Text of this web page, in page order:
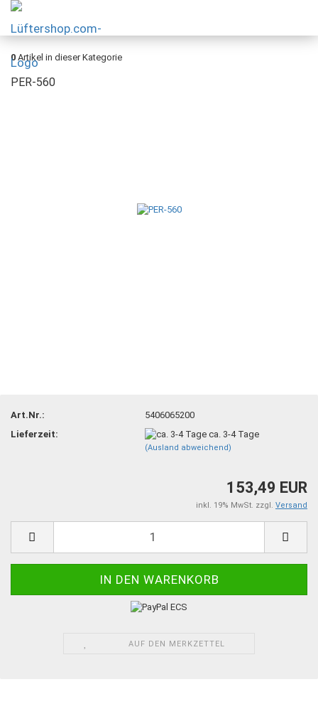
0 Artikel in dieser Kategorie
PER-560
Art.Nr.:
5406065200
Lieferzeit:
ca. 3-4 Tage
(Ausland abweichend)
153,49 EUR
inkl. 19% MwSt. zzgl. Versand
AUF DEN MERKZETTEL